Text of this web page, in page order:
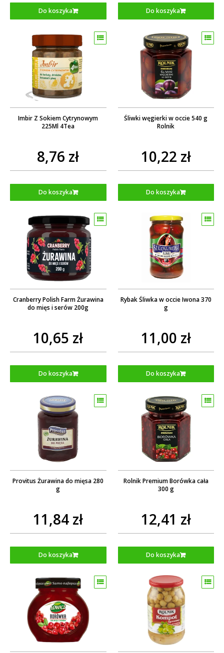
Do koszyka Do koszyka
Imbir Z Sokiem Cytrynowym
225Ml 4Tea
8,76 zł
Do koszyka
Śliwki węgierki w occie 540 g
Rolnik
10,22 zł
Do koszyka
Cranberry Polish Farm Żurawina
do mięs i serów 200g
10,65 zł
Do koszyka
Rybak Śliwka w occie Iwona 370
g
11,00 zł
Do koszyka
Provitus Żurawina do mięsa 280
g
11,84 zł
Do koszyka
Rolnik Premium Borówka cała
300 g
12,41 zł
Do koszyka